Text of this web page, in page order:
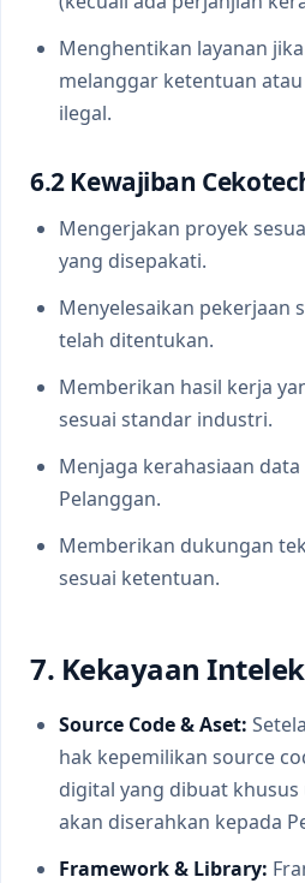
Menghentikan layanan
melanggar ketentuan
ilegal.
6.2 Kewajiban
Mengerjakan proyek
yang disepakati.
Menyelesaikan pekerjaan
telah ditentukan.
Memberikan hasil kerja
sesuai standar industri.
Menjaga kerahasiaan
Pelanggan.
Memberikan dukungan
sesuai ketentuan.
7. Kekayaan
Source Code & Aset:
hak kepemilikan source
digital yang dibuat
akan diserahkan kepada
Framework & Library: